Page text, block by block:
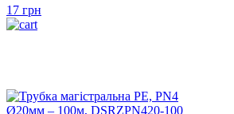
17 грн